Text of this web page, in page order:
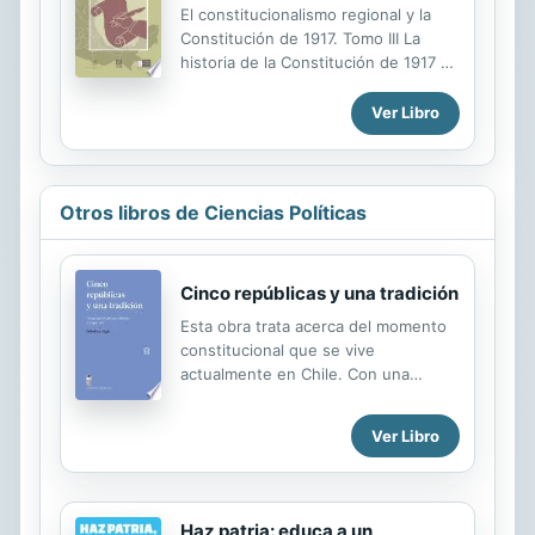
El constitucionalismo regional y la
Constitución de 1917. Tomo III La
historia de la Constitución de 1917 no
perspectiva de la Ciudad de México
ni siquiera si se embellece esta
de Querétaro o a los ejércitos
revolucionarios. Para entender los
reconocer que se desarrollaban en
codependencia política particular de
los estados y sus preocupaciones
institucionales.
Ver Libro
Otros libros de Ciencias Políticas
Cinco repúblicas y una tradición
Esta obra trata acerca del momento
constitucional que se vive
actualmente en Chile. Con una
se analiza qué se entiende por
momento constitucional y se
distinguen las situaciones de
Ver Libro